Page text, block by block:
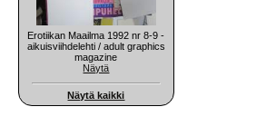
Erotiikan Maailma 1992 nr 8-9 -
aikuisviihdelehti / adult graphics
magazine
Näytä
Näytä kaikki